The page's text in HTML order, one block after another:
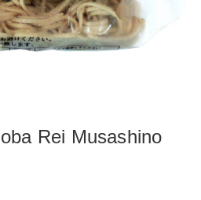
Rei Musashino